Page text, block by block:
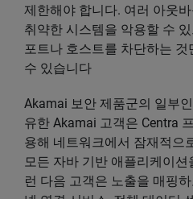
제한해야 합니다. 여러 아웃
취약한 시스템을 악용할 수
포트나 호스트를 차단하는
수 있습니다
Akamai 보안 제품군의 일부
유한 Akamai 고객은 Centra
용해 네트워크에서 잠재적으
모든 자바 기반 애플리케이
런 다음 고객은 노출을 매핑